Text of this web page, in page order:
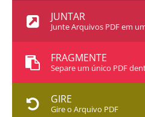
JUNTAR
Junte Arquivos PDF em
FRAGMENTE
Separe um único PDF
GIRE
Gire o Arquivo PDF